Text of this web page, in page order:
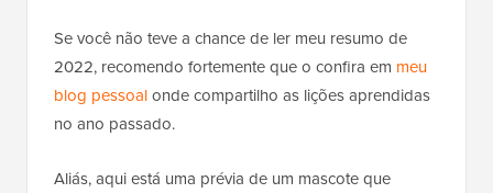
Se você não teve a chance de ler meu resumo de
2022, recomendo fortemente que o confira em meu
blog pessoalonde compartilho as lições aprendidas
no ano passado.
Aliás, aqui está uma prévia de um mascote que